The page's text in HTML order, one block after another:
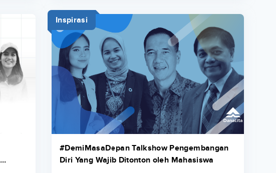
Inspirasi
#DemiMasaDepan Talkshow Pengembangan
Diri Yang Wajib Ditonton oleh Mahasiswa